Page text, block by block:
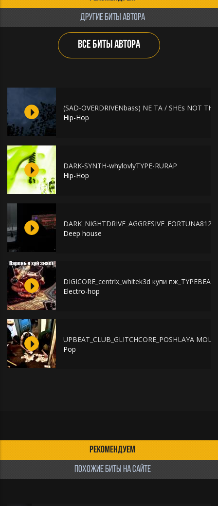
ДРУГИЕ БИТЫ АВТОРА
ВСЕ БИТЫ АВТОРА
(SAD-OVERDRIVENbass) NE TA / SHEs NOT
Hip-Hop
DARK-SYNTH-whylovlyTYPE-RURAP
Hip-Hop
Deep house
DIGICORE_centrlx_whitek3d купи пж_TYPEBEAT
Electro-hop
UPBEAT_CLUB_GLITCHCORE_POSHLAYA
Pop
РЕКОМЕНДУЕМ
ПОХОЖИЕ БИТЫ НА САЙТЕ